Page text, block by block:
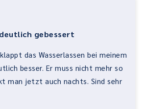
gebessert
das Wasserlassen bei meinem
besser. Er muss nicht mehr so
man jetzt auch nachts. Sind sehr